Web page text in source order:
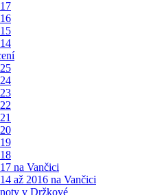
na Vančici
až 2016 na Vančici
v Držkové